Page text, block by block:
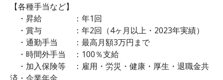
【各種手当など】
・昇給 ：年1回
・賞与 ：年2回（4ヶ月以上・2023年実績）
・通勤手当 ：最高月額3万円まで
・時間外手当 ：100％支給
・加入保険等 ：雇用・労災・健康・厚生・退職金共